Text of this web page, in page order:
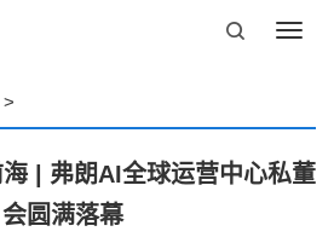
>
| 弗朗AI全球运营中心私董
会圆满落幕